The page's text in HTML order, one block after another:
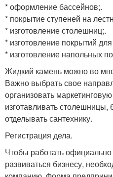
* оформление бассейнов;.
* покрытие ступеней на
* изготовление столешниц;.
* изготовление покрытий
* изготовление напольных
Жидкий камень можно во
Важно выбрать свое
организовать
изготавливать столешницы,
отделывать сантехнику.
Регистрация дела.
Чтобы работать
развиваться бизнесу,